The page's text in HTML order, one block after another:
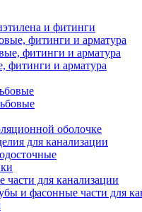
и фитинги
фитинги и арматура
фитинги и арматура
фитинги и арматура
оболочке
для канализации
для канализации
и фасонные части для